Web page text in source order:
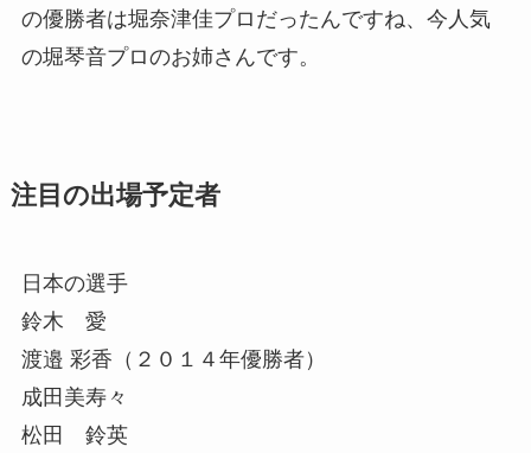
の優勝者は堀奈津佳プロ だったんですね、今人気
の堀琴音プロのお姉さんです。
注目の出場予定者
日本の選手
鈴木 愛
渡邉 彩香（２０１４年優勝者）
成田美寿々
松田 鈴英